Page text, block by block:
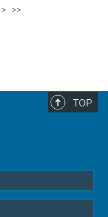
> >>
TOP